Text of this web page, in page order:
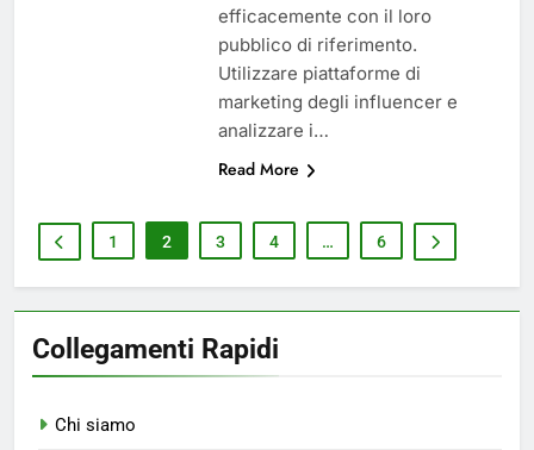
efficacemente con il loro
pubblico di riferimento.
Utilizzare piattaforme di
marketing degli influencer e
analizzare i…
Read More
1 2 3 4 … 6
Collegamenti Rapidi
Chi siamo